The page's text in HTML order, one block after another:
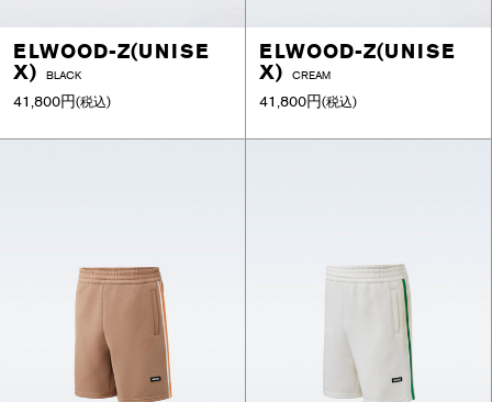
ELWOOD-Z(UNISE
X)
BLACK
41,800円(税込)
ELWOOD-Z(UNISE
X)
CREAM
41,800円(税込)